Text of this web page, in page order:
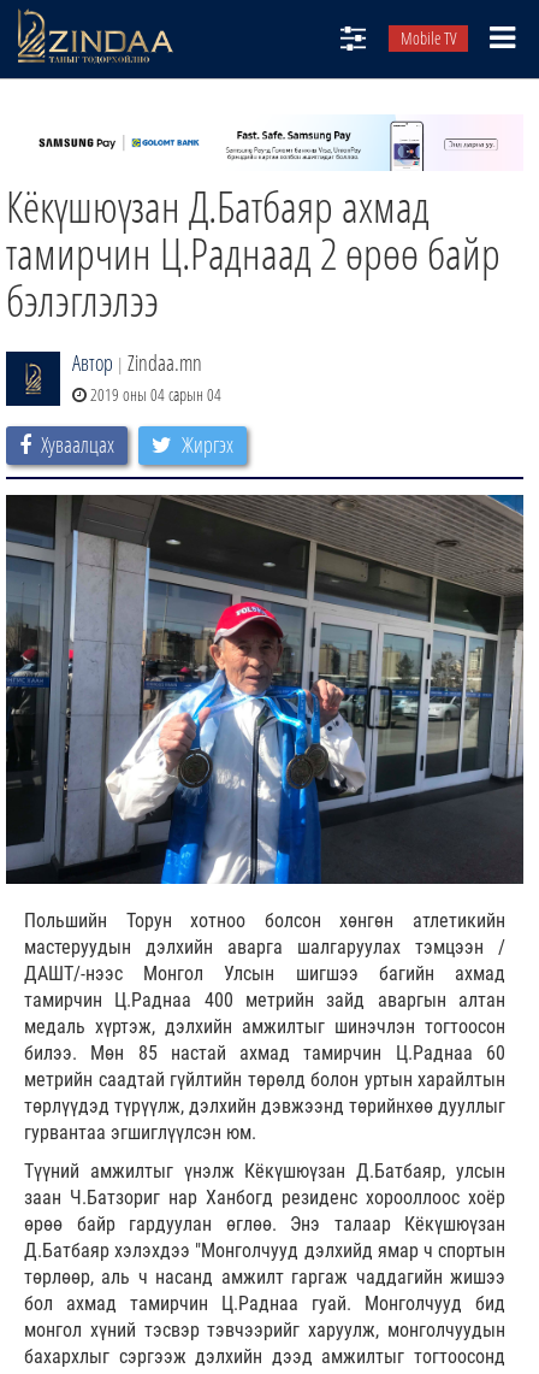
Mobile TV
ТВ8
ӨГЛӨӨНИЙ СОНИН
АУДИО ЗОХИОЛ
ЗИНДАА СЭТГҮҮЛ
Кёкүшюүзан Д.Батбаяр ахмад
тамирчин Ц.Раднаад 2 өрөө байр
бэлэглэлээ
Автор | Zindaa.mn
2019 оны 04 сарын 04
Хуваалцах Жиргэх
Польшийн Торун хотноо болсон хөнгөн атлетикийн
мастеруудын дэлхийн аварга шалгаруулах тэмцээн /
ДАШТ/-нээс Монгол Улсын шигшээ багийн ахмад
тамирчин Ц.Раднаа 400 метрийн зайд аваргын алтан
медаль хүртэж, дэлхийн амжилтыг шинэчлэн тогтоосон
билээ. Мөн 85 настай ахмад тамирчин Ц.Раднаа 60
метрийн саадтай гүйлтийн төрөлд болон уртын харайлтын
төрлүүдэд түрүүлж, дэлхийн дэвжээнд төрийнхөө дууллыг
гурвантаа эгшиглүүлсэн юм.
Түүний амжилтыг үнэлж Кёкүшюүзан Д.Батбаяр, улсын
заан Ч.Батзориг нар Ханбогд резиденс хорооллоос хоёр
өрөө байр гардуулан өглөө. Энэ талаар Кёкүшюүзан
Д.Батбаяр хэлэхдээ "Монголчууд дэлхийд ямар ч спортын
төрлөөр, аль ч насанд амжилт гаргаж чаддагийн жишээ
бол ахмад тамирчин Ц.Раднаа гуай. Монголчууд бид
монгол хүний тэсвэр тэвчээрийг харуулж, монголчуудын
бахархлыг сэргээж дэлхийн дээд амжилтыг тогтоосонд